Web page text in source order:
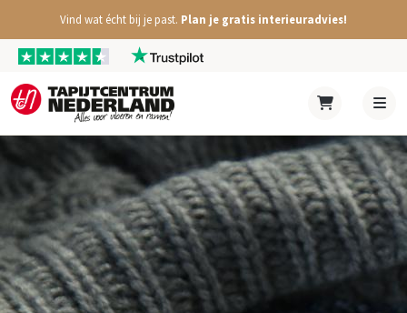
Vind wat écht bij je past. Plan je gratis interieuradvies!